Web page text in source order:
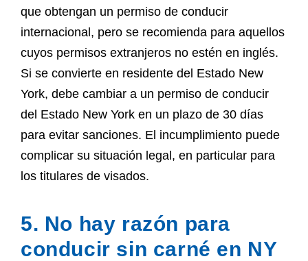
que obtengan un permiso de conducir
internacional, pero se recomienda para aquellos
cuyos permisos extranjeros no estén en inglés.
Si se convierte en residente del Estado New
York, debe cambiar a un permiso de conducir
del Estado New York en un plazo de 30 días
para evitar sanciones. El incumplimiento puede
complicar su situación legal, en particular para
los titulares de visados.
5. No hay razón para
conducir sin carné en NY